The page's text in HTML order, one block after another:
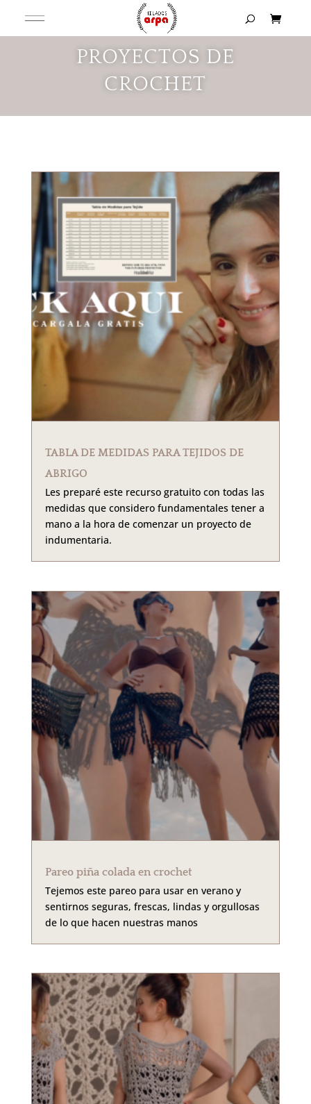
PROYECTOS DE
CROCHET
TABLA DE MEDIDAS PARA TEJIDOS DE
ABRIGO
Les preparé este recurso gratuito con todas las
medidas que considero fundamentales tener a
mano a la hora de comenzar un proyecto de
indumentaria.
Pareo piña colada en crochet
Tejemos este pareo para usar en verano y
sentirnos seguras, frescas, lindas y orgullosas
de lo que hacen nuestras manos